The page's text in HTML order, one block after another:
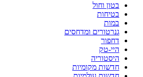
בטון וחול
בטיחות
במות
גנרטורים ומדחסים
דחפור
היי-טק
היסטוריה
חדשות מקומיות